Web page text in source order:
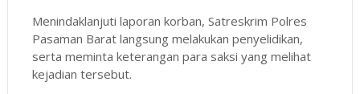
Menindaklanjuti laporan korban, Satreskrim Polres
Pasaman Barat langsung melakukan penyelidikan,
serta meminta keterangan para saksi yang melihat
kejadian tersebut.